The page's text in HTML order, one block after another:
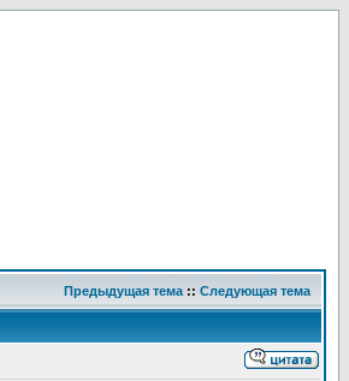
Предыдущая тема :: Следующая тема